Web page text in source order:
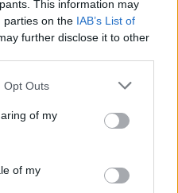
This information may
parties on the IAB’s List of
further disclose it to other
Opt Outs
of my
of my
σε λευκό, μαύρο-καφέ, σε
το βρείτε τοεδώ.